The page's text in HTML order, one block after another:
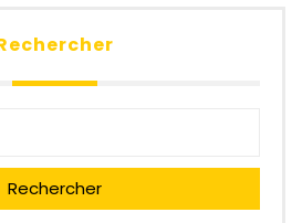
Rechercher